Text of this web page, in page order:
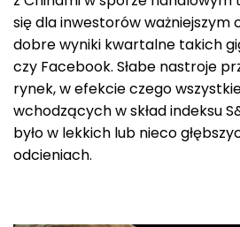
się dla inwestorów ważniejszym
dobre wyniki kwartalne takich
czy Facebook. Słabe nastroje
rynek, w efekcie czego
wchodzących w skład indeksu
było w lekkich lub nieco
odcieniach.